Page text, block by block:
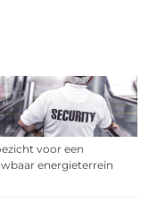
voor een
energieterrein